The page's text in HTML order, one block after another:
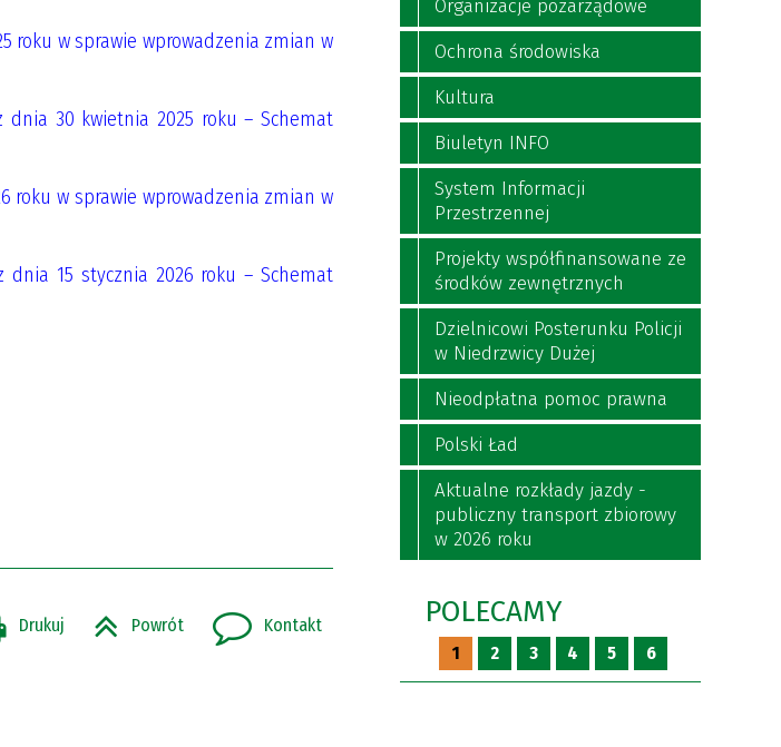
roku w sprawie wprowadzenia zmian w
dnia 30 kwietnia 2025 roku – Schemat
roku w sprawie wprowadzenia zmian w
dnia 15 stycznia 2026 roku – Schemat
Drukuj Powrót Kontakt
Organizacje pozarządowe
Ochrona środowiska
Kultura
Biuletyn INFO
System Informacji
Przestrzennej
Projekty współfinansowane ze
środków zewnętrznych
Dzielnicowi Posterunku Policji
w Niedrzwicy Dużej
Nieodpłatna pomoc prawna
Polski Ład
Aktualne rozkłady jazdy -
publiczny transport zbiorowy
w 2026 roku
POLECAMY
1 2 3 4 5 6